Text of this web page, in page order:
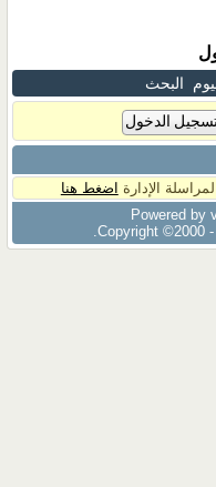
البحث
الإدارة اضغط هنا
Powered by
Copyright ©2000